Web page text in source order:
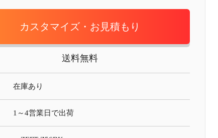
カスタマイズ・お見積もり
送料無料
在庫あり
1～4営業日で出荷